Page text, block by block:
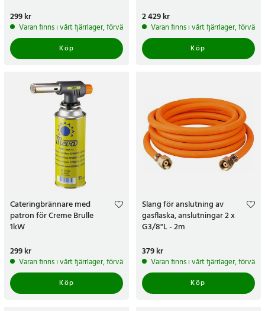
Pris:299 kr
299 kr
Varan finns i vårt fjärrlager, förväntas skickas inom 5-7 arbetsdagar
Köp
Pris:2 429 kr
2 429 kr
Varan finns i vårt fjärrlager,
Köp
Cateringbrännare med
patron för Creme Brulle
1kW
Pris:299 kr
299 kr
Varan finns i vårt fjärrlager, förväntas skickas inom 5-7 arbetsdagar
Köp
Slang för anslutning av
gasflaska, anslutningar 2 x
G3/8"L - 2m
Pris:379 kr
379 kr
Varan finns i vårt fjärrlager,
Köp